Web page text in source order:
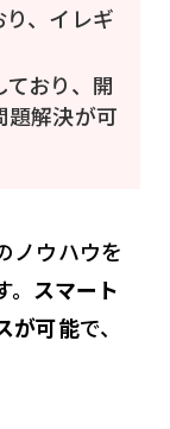
、イレギ
おり、開
題解決が可
ノウハウを
スマート
が可能で、